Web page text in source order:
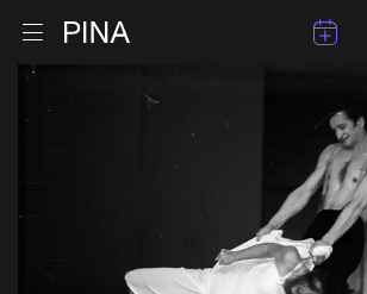
Zum Inhalt springen
Menu öffnen